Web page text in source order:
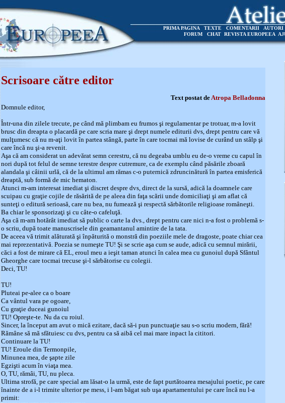
PRIMA PAGINA TEXTE COMENTARII AUTORI
FORUM
CHAT REVISTA EUROPEEA
Scrisoare către editor
Text postat deAtropa Belladonna
Domnule editor,
Într-una din zilele trecute, pe când mă plimbam eu frumos şi regulamentar pe trotuar, m-a lovit
brusc din dreapta o placardă pe care scria mare şi drept numele editurii dvs, drept pentru care vă
mulţumesc că nu m-aţi lovit în partea stângă, parte în care tocmai mă lovise de curând un stâlp şi
care încă nu şi-a revenit.
Aşa că am considerat un adevărat semn cerestru, că nu degeaba umblu eu de-o vreme cu capul în
nori după tot felul de semne terestre despre cutremure, ca de exemplu când păsările zboară
alandala şi câinii urlă, că de la ultimul am rămas c-o puternică zdruncinătură în partea emisferică
dreaptă, sub formă de mic hematon.
Atunci m-am interesat imediat şi discret despre dvs, direct de la sursă, adică la doamnele care
scuipau cu graţie cojile de răsărită de pe aleea din faţa scării unde domiciliaţi şi am aflat că
sunteţi o editură serioasă, care nu bea, nu fumează şi respectă sărbătorile religioase româneşti.
Ba chiar le sponsorizaţi şi cu câte-o cafeluţă.
Aşa că m-am hotărât imediat să public o carte la dvs., drept pentru care nici n-a fost o problemă s-
o scriu, după toate manuscrisele din geamantanul amintire de la tata.
De aceea vă trimit alăturată şi înpăturită o monstră din poeziile mele de dragoste, poate chiar cea
mai reprezentativă. Poezia se numeşte TU! Şi se scrie aşa cum se aude, adică cu semnul mirării,
căci a fost de mirare că EL, eroul meu a ieşit taman atunci în calea mea cu gunoiul după Sfântul
Gheorghe care tocmai trecuse şi-l sărbătorise cu colegii.
Deci, TU!
TU!
Pluteai pe-alee ca o boare
Ca vântul vara pe ogoare,
Cu graţie duceai gunoiul
TU! Opreşte-te. Nu da cu roiul.
Sincer, la început am avut o mică ezitare, dacă să-i pun punctuaţie sau s-o scriu modern, fără!
Rămâne să mă sfătuiesc cu dvs, pentru ca să aibă cel mai mare inpact la cititori.
Continuare la TU!
TU! Eroule din Termonpile,
Minunea mea, de şapte zile
Egzişti acum în viaţa mea.
O, TU, rămâi, TU, nu pleca.
Ultima strofă, pe care special am lăsat-o la urmă, este de fapt purtătoarea mesajului poetic, pe care
înainte de a i-l trimite ulterior pe mess, i l-am băgat sub uşa apartamentului pe care încă nu l-a
primit: